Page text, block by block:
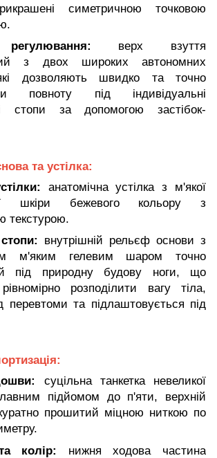
симетричною точковою
верх взуття
з двох широких автономних
дозволяють швидко та точно
повноту під індивідуальні
стопи за допомогою застібок-
та устілка:
анатомічна устілка з м'якої
шкіри бежевого кольору з
текстурою.
внутрішній рельєф основи з
м'яким гелевим шаром точно
під природну будову ноги, що
розподілити вагу тіла,
перевтоми та підлаштовується під
суцільна танкетка невеликої
підйомом до п'яти, верхній
прошитий міцною ниткою по
колір:
нижня ходова частина